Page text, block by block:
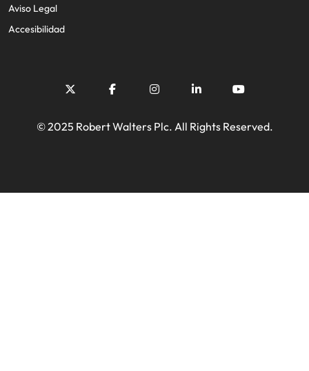
Aviso Legal
Accesibilidad
© 2025 Robert Walters Plc. All Rights Reserved.